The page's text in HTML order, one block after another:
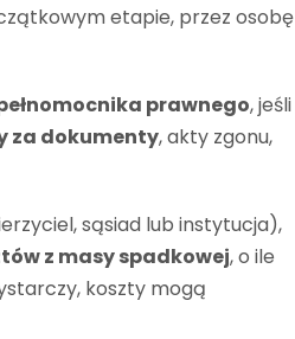
etapie, przez osobę
prawnego, jeśli
za dokumenty, akty zgonu,
sąsiad lub instytucja),
z masy spadkowej, o ile
koszty mogą